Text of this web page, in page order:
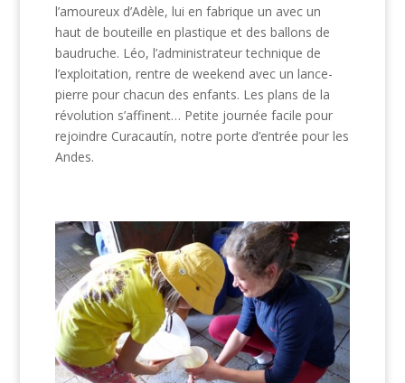
l’amoureux d’Adèle, lui en fabrique un avec un
haut de bouteille en plastique et des ballons de
baudruche. Léo, l’administrateur technique de
l’exploitation, rentre de weekend avec un lance-
pierre pour chacun des enfants. Les plans de la
révolution s’affinent… Petite journée facile pour
rejoindre Curacautín, notre porte d’entrée pour les
Andes.